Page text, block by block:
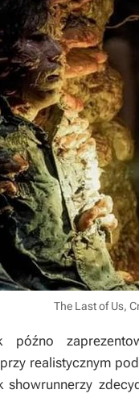
The Last of Us,
późno
realistycznym
showrunnerzy